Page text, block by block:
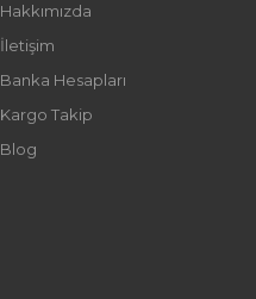
Bu ürüne benzer
Hakkımızda
İletişim
Banka Hesapları
Kargo Takip
Blog